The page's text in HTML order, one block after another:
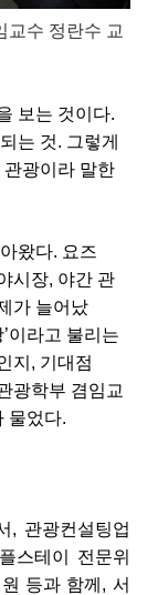
교수 정란수 교
보는 것이다.
는 것. 그렇게
광이라 말한
왔다. 요즈
시장, 야간 관
가 늘어났
이라고 불리는
지 , 기대점
광학부 겸임교
물었다.
, 관광컨설팅업
스테이 전문위
등과 함께 , 서